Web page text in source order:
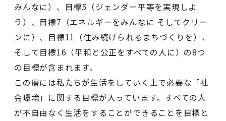
みんなに）、目標5（ジェンダー平等を実現しよ
う）、目標7（エネルギーをみんなに そしてクリー
ンに）、目標11（住み続けられるまちづくりを）、
そして目標16（平和と公正をすべての人に）の8つ
の目標が含まれます。
この層には私たちが生活をしていく上で必要な「社
会環境」に関する目標が入っています。すべての人
が不自由なく生活をすることができることを目標と